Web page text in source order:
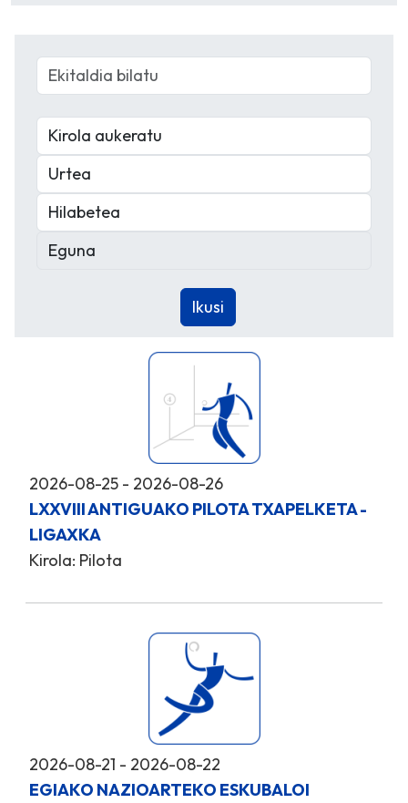
2026-08-25 - 2026-08-26
LXXVIII ANTIGUAKO PILOTA TXAPELKETA -
LIGAXKA
Kirola: Pilota
2026-08-21 - 2026-08-22
EGIAKO NAZIOARTEKO ESKUBALOI